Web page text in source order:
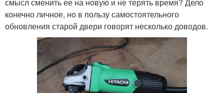
конечно личное, но в пользу самостоятельного
обновления старой двери говорят несколько доводов.